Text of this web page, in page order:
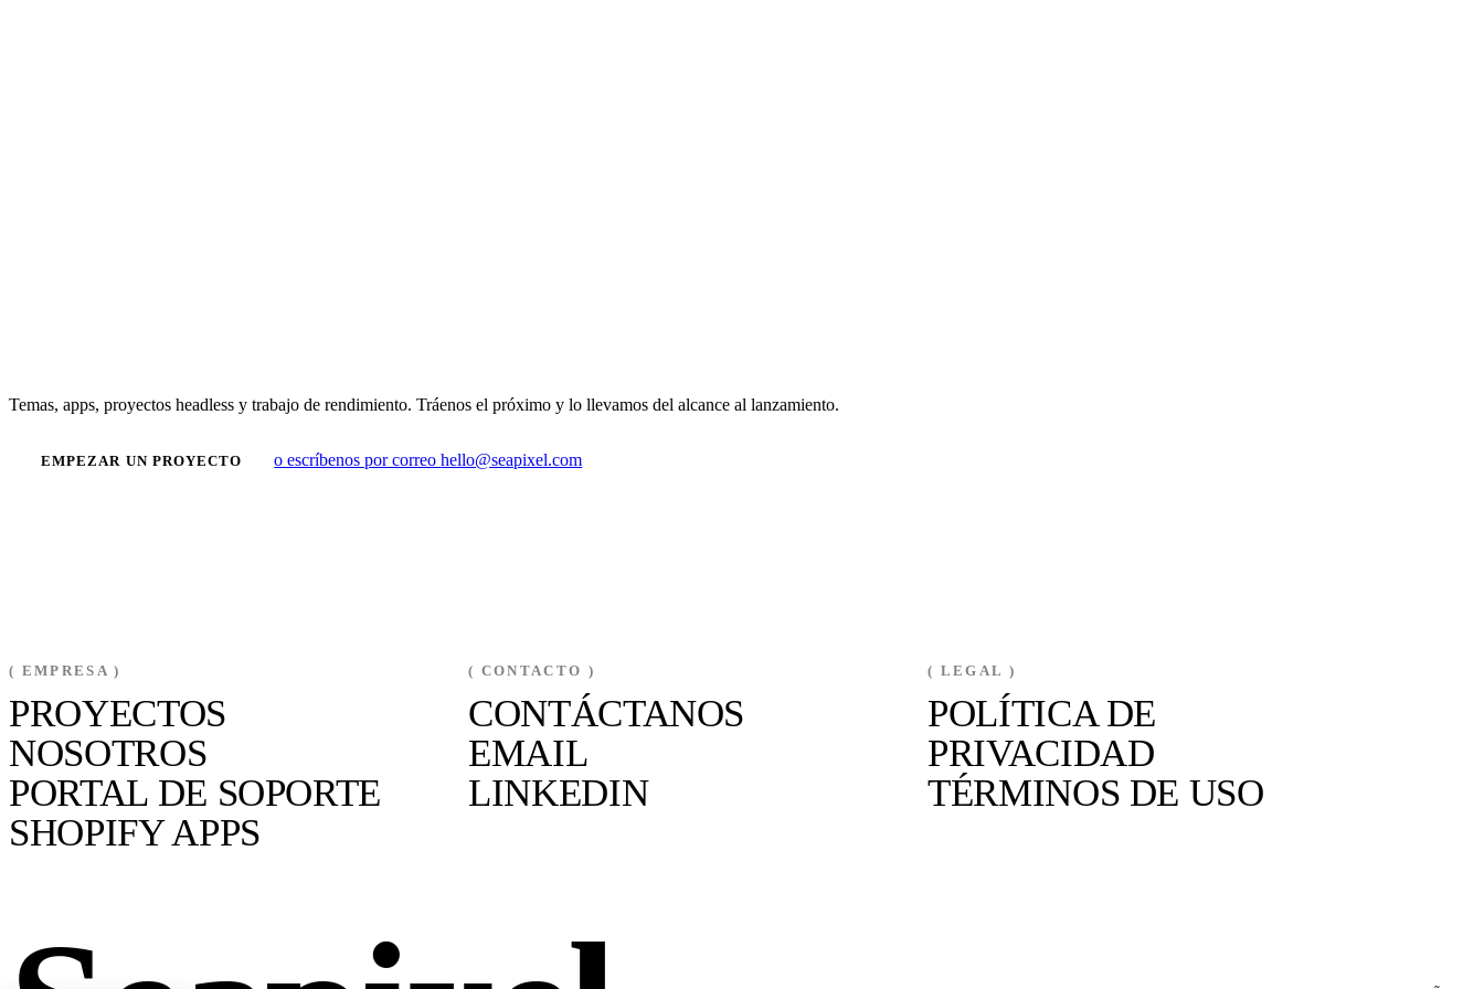
Temas, apps, proyectos headless y trabajo de rendimiento. Tráenos el próximo y lo llevamos del alcance al lanzamiento.
EMPEZAR UN PROYECTO o escríbenos por correohello@seapixel.com
( EMPRESA )
PROYECTOS
NOSOTROS
PORTAL DE SOPORTE
SHOPIFY APPS
( CONTACTO )
CONTÁCTANOS
EMAIL
LINKEDIN
( LEGAL )
POLÍTICA DE
PRIVACIDAD
TÉRMINOS DE USO